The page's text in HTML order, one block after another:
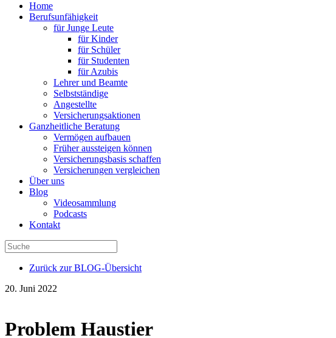
Home
Berufsunfähigkeit
für Junge Leute
für Kinder
für Schüler
für Studenten
für Azubis
Lehrer und Beamte
Selbstständige
Angestellte
Versicherungsaktionen
Ganzheitliche Beratung
Vermögen aufbauen
Früher aussteigen können
Versicherungsbasis schaffen
Versicherungen vergleichen
Über uns
Blog
Videosammlung
Podcasts
Kontakt
Zurück zur BLOG-Übersicht
20. Juni 2022
Problem Haustier